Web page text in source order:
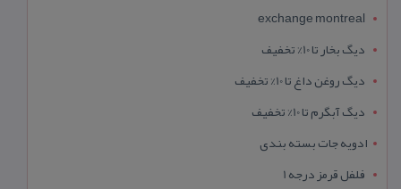
exchange montreal
دیگ بخار تا 10% تخفیف
دیگ روغن داغ تا 10% تخفیف
دیگ آبگرم تا 10% تخفیف
ادویه جات بسته بندی
فلفل قرمز درجه 1